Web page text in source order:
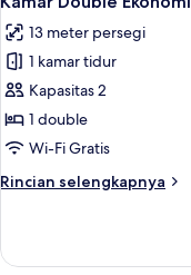
semua
foto
untuk
Kamar
Double
Ekonomi
13 meter persegi
1 kamar tidur
Kapasitas 2
1 double
Wi-Fi Gratis
Rincian selengkapnya
Rincian
Kamar